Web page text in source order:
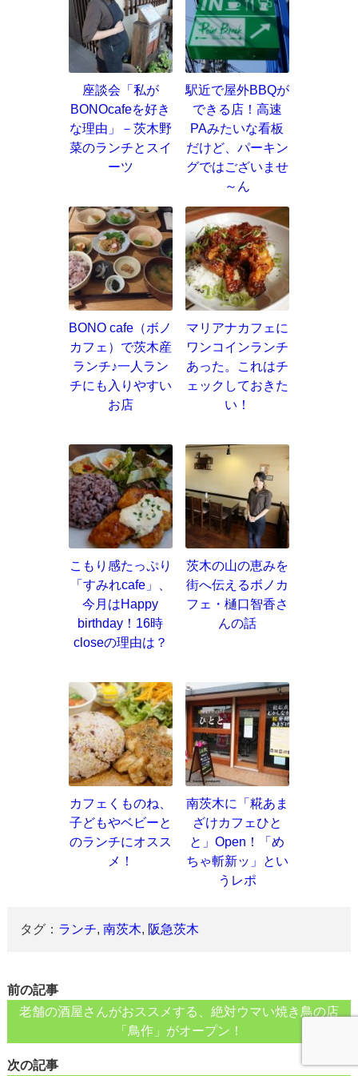
座談会「私が
BONOcafeを好き
な理由」－茨木野
菜のランチとスイ
ーツ
駅近で屋外BBQが
できる店！高速
PAみたいな看板
だけど、パーキン
グではございませ
～ん
BONO cafe（ボノ
カフェ）で茨木産
ランチ♪一人ラン
チにも入りやすい
お店
マリアナカフェに
ワンコインランチ
あった。これはチ
ェックしておきた
い！
こもり感たっぷり
「すみれcafe」、
今月はHappy
birthday！16時
closeの理由は？
茨木の山の恵みを
街へ伝えるボノカ
フェ・樋口智香さ
んの話
カフェくものね、
子どもやベビーと
のランチにオスス
メ！
南茨木に「糀あま
ざけカフェひと
と」Open！「め
ちゃ斬新ッ」とい
うレポ
タグ： ランチ,南茨木, 阪急茨木
前の記事
老舗の酒屋さんがおススメする、絶対ウマい焼き鳥の店
「鳥作」がオープン！
次の記事